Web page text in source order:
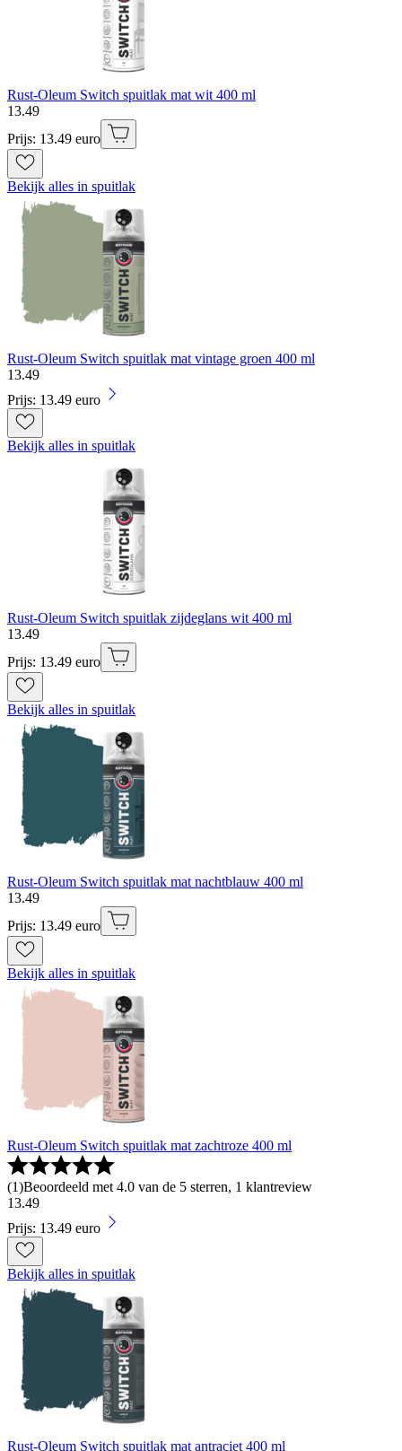
Rust-Oleum Switch spuitlak mat wit 400 ml
13.49
Prijs: 13.49 euro
Bekijk alles in spuitlak
Rust-Oleum Switch spuitlak mat vintage groen 400 ml
13.49
Prijs: 13.49 euro
Bekijk alles in spuitlak
Rust-Oleum Switch spuitlak zijdeglans wit 400 ml
13.49
Prijs: 13.49 euro
Bekijk alles in spuitlak
Rust-Oleum Switch spuitlak mat nachtblauw 400 ml
13.49
Prijs: 13.49 euro
Bekijk alles in spuitlak
Rust-Oleum Switch spuitlak mat zachtroze 400 ml
(1)Beoordeeld met 4.0 van de 5 sterren, 1 klantreview
13.49
Prijs: 13.49 euro
Bekijk alles in spuitlak
Rust-Oleum Switch spuitlak mat antraciet 400 ml